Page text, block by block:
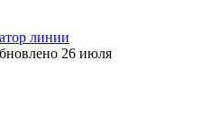
линии
26 июля